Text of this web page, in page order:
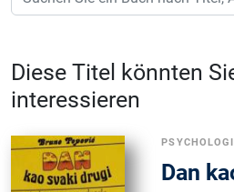
Diese Titel könnten
interessieren
Dan